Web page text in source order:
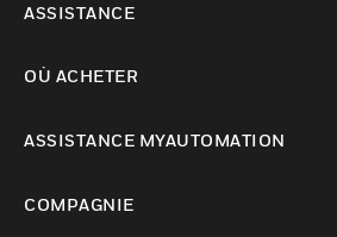
ASSISTANCE
OÙ ACHETER
ASSISTANCE MYAUTOMATION
COMPAGNIE